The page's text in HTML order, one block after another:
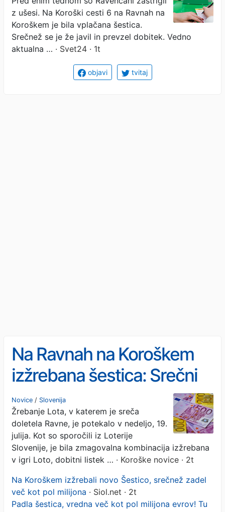
z ušesi. Na Koroški cesti 6 na Ravnah na
Koroškem je bila vplačana šestica.
Srečnež se je že javil in prevzel dobitek. Vedno
aktualna … · Svet24 · 1t
objavi tvitaj
Na Ravnah na Koroškem
izžrebana šestica: Srečni
dobitnik bogatejši za več
kot pol milijona evrov
Novice / Slovenija
Žrebanje Lota, v katerem je sreča
doletela Ravne, je potekalo v nedeljo, 19.
julija. Kot so sporočili iz Loterije
Slovenije, je bila zmagovalna kombinacija izžrebana
v igri Loto, dobitni listek … · Koroške novice · 2t
Na Koroškem izžrebali novo Šestico, srečnež zadel
več kot pol milijona · Siol.net · 2t
Padla šestica, vredna več kot pol milijona evrov! Tu